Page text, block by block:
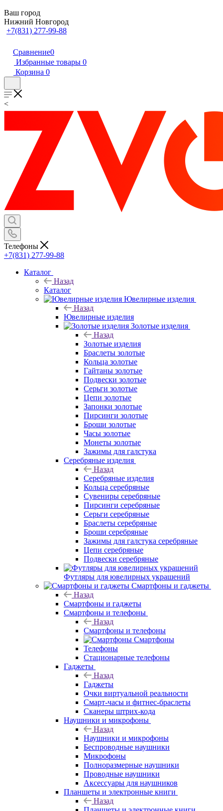
Ваш город
Нижний Новгород
+7(831) 277-99-88
Сравнение0
Избранные товары 0
Корзина 0
<
Телефоны
+7(831) 277-99-88
Каталог
Назад
Каталог
Ювелирные изделия
Назад
Ювелирные изделия
Золотые изделия
Назад
Золотые изделия
Браслеты золотые
Кольца золотые
Гайтаны золотые
Подвески золотые
Серьги золотые
Цепи золотые
Запонки золотые
Пирсинги золотые
Броши золотые
Часы золотые
Монеты золотые
Зажимы для галстука
Серебряные изделия
Назад
Серебряные изделия
Кольца серебряные
Сувениры серебряные
Пирсинги серебряные
Серьги серебряные
Браслеты серебряные
Броши серебряные
Зажимы для галстука серебряные
Цепи серебряные
Подвески серебряные
Футляры для ювелирных украшений
Смартфоны и гаджеты
Назад
Смартфоны и гаджеты
Смартфоны и телефоны
Назад
Смартфоны и телефоны
Смартфоны
Телефоны
Стационарные телефоны
Гаджеты
Назад
Гаджеты
Очки виртуальной реальности
Смарт-часы и фитнес-браслеты
Сканеры штрих-кода
Наушники и микрофоны
Назад
Наушники и микрофоны
Беспроводные наушники
Микрофоны
Полноразмерные наушники
Проводные наушники
Аксессуары для наушников
Планшеты и электронные книги
Назад